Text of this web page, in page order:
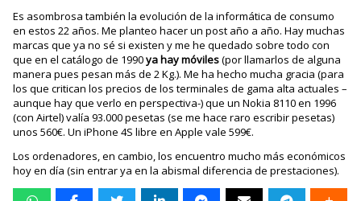
Es asombrosa también la evolución de la informática de consumo
en estos 22 años. Me planteo hacer un post año a año. Hay muchas
marcas que ya no sé si existen y me he quedado sobre todo con
que en el catálogo de 1990ya hay móviles(por llamarlos de alguna
manera pues pesan más de 2 Kg.). Me ha hecho mucha gracia (para
los que critican los precios de los terminales de gama alta actuales –
aunque hay que verlo en perspectiva-) que un Nokia 8110 en 1996
(con Airtel) valía 93.000 pesetas (se me hace raro escribir pesetas)
unos 560€. Un iPhone 4S libre en Apple vale 599€.
Los ordenadores, en cambio, los encuentro mucho más económicos
hoy en día (sin entrar ya en la abismal diferencia de prestaciones).